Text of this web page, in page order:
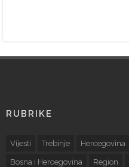
RUBRIKE
Vijesti Trebinje Hercegovina
Bosna i Hercegovina Region